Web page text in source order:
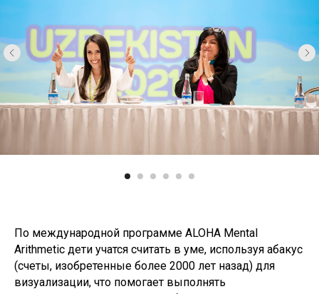
По международной программе ALOHA Mental
Arithmetic дети учатся считать в уме, используя абакус
(счеты, изобретенные более 2000 лет назад) для
визуализации, что помогает выполнять